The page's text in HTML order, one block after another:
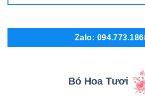
Zalo:
Bó Hoa Tươi